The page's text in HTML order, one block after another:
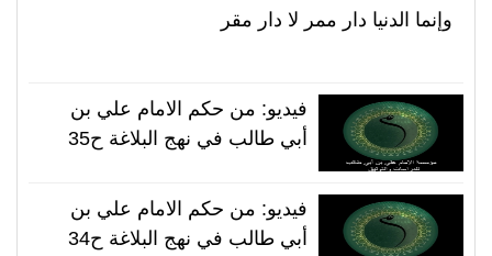
وإنما الدنيا دار ممر لا دار مقر
فيديو: من حكم الامام علي بن
أبي طالب في نهج البلاغة ح35
فيديو: من حكم الامام علي بن
أبي طالب في نهج البلاغة ح34